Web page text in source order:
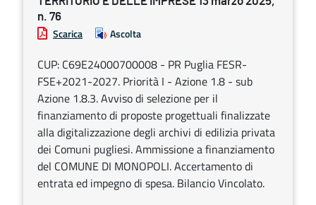
n. 76
Scarica Ascolta
CUP: C69E24000700008 - PR Puglia FESR-
FSE+2021-2027. Priorità I - Azione 1.8 - sub
Azione 1.8.3. Avviso di selezione per il
finanziamento di proposte progettuali finalizzate
alla digitalizzazione degli archivi di edilizia privata
dei Comuni pugliesi. Ammissione a finanziamento
del COMUNE DI MONOPOLI. Accertamento di
entrata ed impegno di spesa. Bilancio Vincolato.